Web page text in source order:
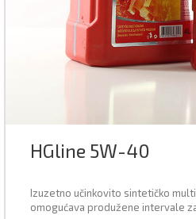
HGline 5W-40
Izuzetno učinkovito sintetičko
omogućava produžene intervale